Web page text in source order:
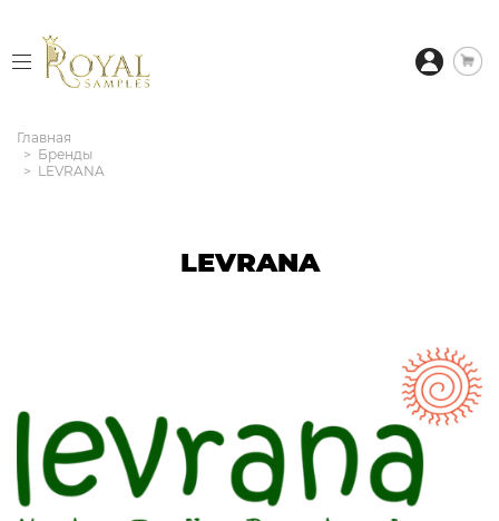
Главная
Бренды
LEVRANA
LEVRANA